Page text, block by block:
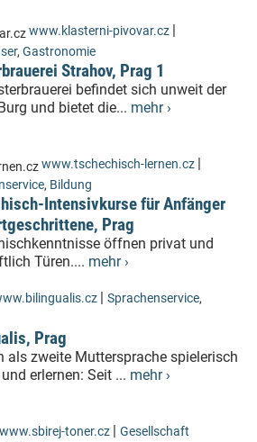
www.klasterni-pivovar.cz |
, Gastronomie
Strahov, Prag 1
befindet sich unweit der
und bietet die... mehr ›
www.tschechisch-lernen.cz |
, Bildung
Intensivkurse für Anfänger
Prag
öffnen privat und
Türen.... mehr ›
| Sprachenservice,
Prag
als zweite Muttersprache spielerisch
erlernen: Seit ... mehr ›
www.sbirej-toner.cz | Gesellschaft